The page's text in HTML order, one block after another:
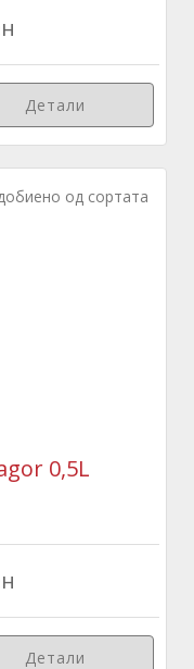
Детали
од сортата
0,5L
Детали